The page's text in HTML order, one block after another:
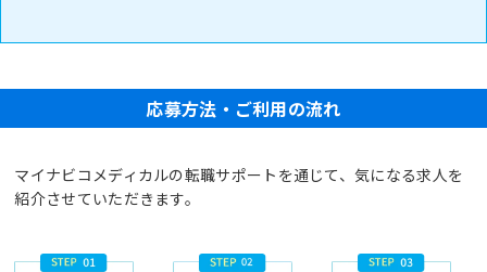
応募方法・ご利用の流れ
マイナビコメディカルの転職サポートを通じて、気になる求人を
紹介させていただきます。